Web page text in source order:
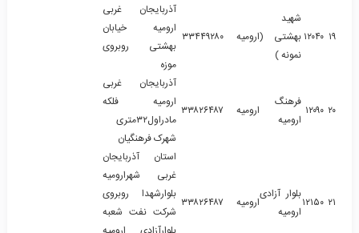
۱۹ ۱۲۰۴۰
شهید
بهشتی (
نمونه )
ارومیه ۳۳۴۴۹۲۸۰
آذربایجان غربی
ارومیه خیابان
بهشتی روبروی
موزه
۲۰ ۱۲۰۹۰
فرهنگ
ارومیه
ارومیه ۳۳۸۲۶۴۸۷
آذربایجان غربی
ارومیه فلکه
مادراول۳۲متری
شهرک فرهنگیان
۲۱ ۱۲۱۵۰
بلوار آزادی
ارومیه
ارومیه ۳۳۸۲۶۴۸۷
استان آذربایجان
غربی شهرارومیه
بلوارشهدا روبروی
شرکت نفت شعبه